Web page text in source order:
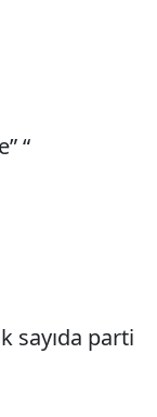
“
sayıda parti